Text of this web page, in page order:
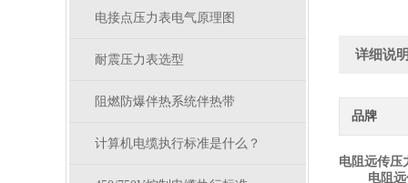
电接点压力表电气原理图
耐震压力表选型
阻燃防爆伴热系统伴热带
计算机电缆执行标准是什么？
详细说明
品牌
电阻远传压
电阻